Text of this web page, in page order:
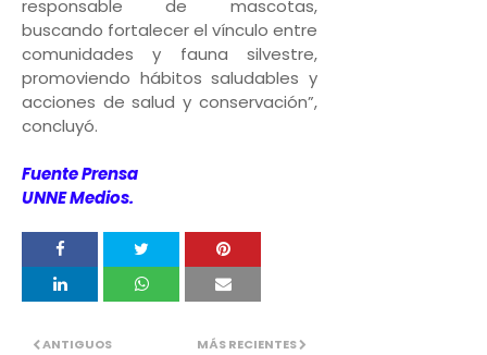
responsable de mascotas,
buscando fortalecer el vínculo entre
comunidades y fauna silvestre,
promoviendo hábitos saludables y
acciones de salud y conservación”,
concluyó.
Fuente Prensa
UNNE Medios.
MÁS RECIENTES
ANTIGUOS